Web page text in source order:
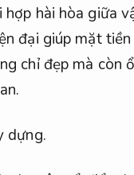
hợp hài hòa giữa
đại giúp mặt
chỉ đẹp mà còn
dựng.